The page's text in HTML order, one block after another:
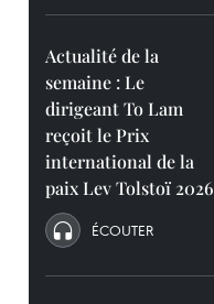
Actualité de la
semaine : Le
dirigeant To Lam
reçoit le Prix
international de la
paix Lev Tolstoï 2026
ÉCOUTER